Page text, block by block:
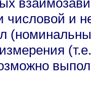
числовой и